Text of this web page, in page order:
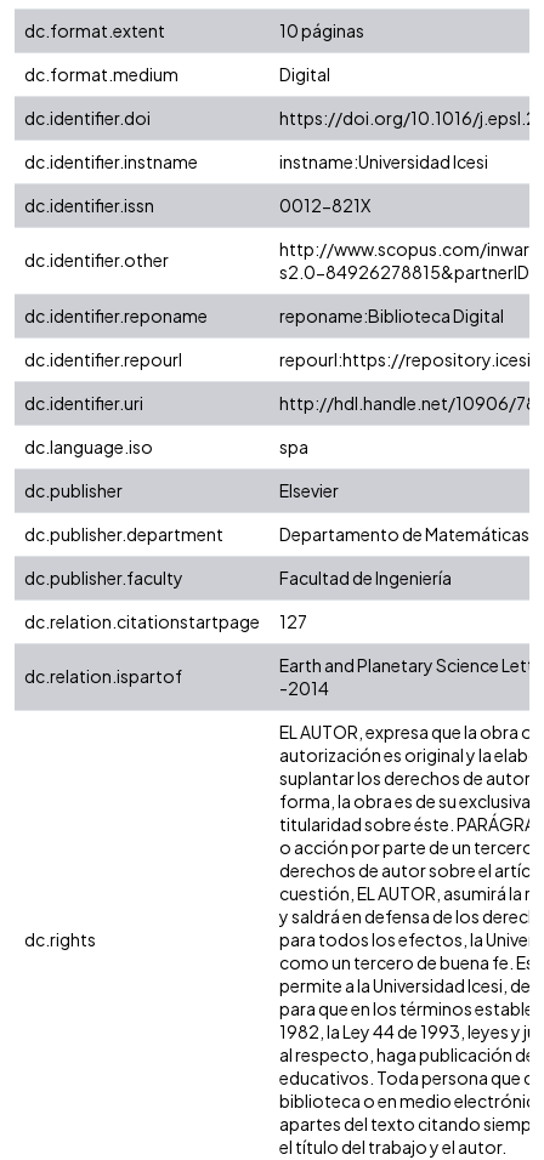
dc.format.extent
10 páginas
dc.format.medium
Digital
dc.identifier.doi
https://doi.org/10.1016/
dc.identifier.instname
instname:Universidad Icesi
dc.identifier.issn
0012-821X
dc.identifier.other
http://www.scopus.com/
s2.0-
dc.identifier.reponame
reponame:Biblioteca Digital
dc.identifier.repourl
repourl:https://
dc.identifier.uri
http://hdl.handle.net/10906/
dc.language.iso
spa
dc.publisher
Elsevier
dc.publisher.department
Departamento de Matemáticas
dc.publisher.faculty
Facultad de Ingeniería
dc.relation.citationstartpage
127
dc.relation.ispartof
Earth and Planetary Science
-2014
dc.rights
EL AUTOR, expresa que la obra
autorización es original y la
suplantar los derechos de autor
forma, la obra es de su exclusiva
titularidad sobre éste.
o acción por parte de un tercero
derechos de autor sobre el
cuestión, EL AUTOR, asumirá la
y saldrá en defensa de los
para todos los efectos, la
como un tercero de buena fe.
permite a la Universidad Icesi, de
para que en los términos
1982, la Ley 44 de 1993, leyes y
al respecto, haga publicación de
educativos. Toda persona que
biblioteca o en medio
apartes del texto citando
el título del trabajo y el autor.